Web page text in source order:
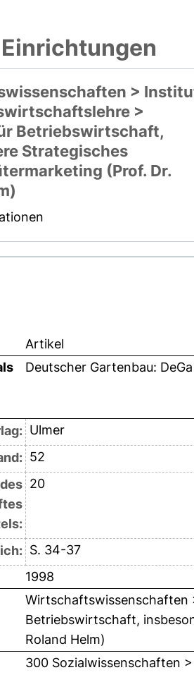
>
>
Betriebswirtschaft,
Strategisches
(Prof. Dr.
Artikel
Deutscher Gartenbau: DeGa
Ulmer
52
20
S. 34-37
1998
Betriebswirtschaft,
Roland Helm)
300 Sozialwissenschaften